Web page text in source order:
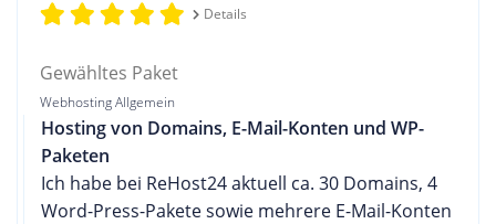
Details
Gewähltes Paket
Webhosting Allgemein
Hosting von Domains, E-Mail-Konten und WP-
Paketen
Ich habe bei ReHost24 aktuell ca. 30 Domains, 4
Word-Press-Pakete sowie mehrere E-Mail-Konten